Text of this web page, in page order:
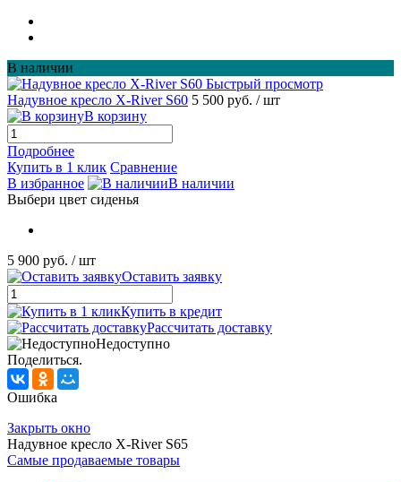
В наличии
Быстрый просмотр
Надувное кресло X-River S60 5 500 руб. / шт
В корзину
Подробнее
Купить в 1 клик Сравнение
В избранное
В наличии
Выбери цвет сиденья
5 900 руб. / шт
Оставить заявку
Купить в кредит
Рассчитать доставку
Недоступно
Поделиться.
Ошибка
Закрыть окно
Надувное кресло X-River S65
Самые продаваемые товары